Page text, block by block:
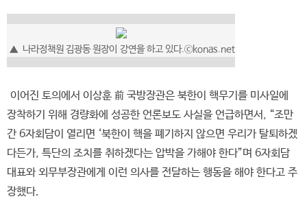
▲ 나라정책원 김광동 원장이 강연을 하고 있다.ⓒkonas.net
이어진 토의에서 이상훈 前 국방장관은 북한이 핵무기를 미사일에
장착하기 위해 경량화에 성공한 언론보도 사실을 언급하면서, “조만
간 6자회담이 열리면 ‘북한이 핵을 폐기하지 않으면 우리가 탈퇴하겠
다든가, 특단의 조치를 취하겠다는 압박을 가해야 한다”며 6자회담
대표와 외무부장관에게 이런 의사를 전달하는 행동을 해야 한다고 주
장했다.